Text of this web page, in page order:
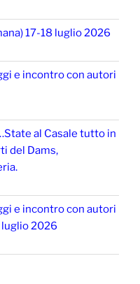
17-18 luglio 2026
e incontro con autori
al Casale tutto in
del Dams,
e incontro con autori
luglio 2026